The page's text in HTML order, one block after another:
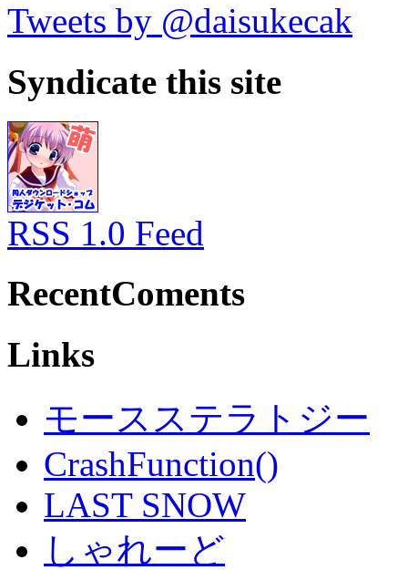
Tweets by @daisukecak
Syndicate this site
RSS 1.0 Feed
RecentComents
Links
モースステラトジー
CrashFunction()
LAST SNOW
しゃれーど